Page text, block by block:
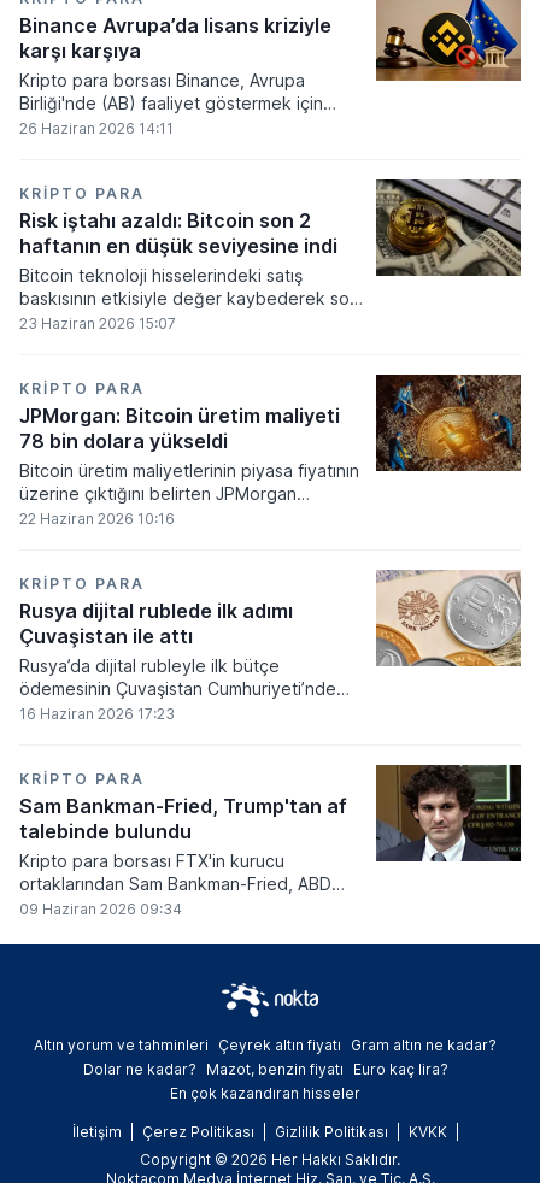
Binance Avrupa’da lisans kriziyle
karşı karşıya
Kripto para borsası Binance, Avrupa
Birliği'nde (AB) faaliyet göstermek için
gerekli düzenleyici onayları alamadı.
26 Haziran 2026 14:11
KRIPTO PARA
Risk iştahı azaldı: Bitcoin son 2
haftanın en düşük seviyesine indi
Bitcoin teknoloji hisselerindeki satış
baskısının etkisiyle değer kaybederek son
iki haftanın en düşük seviyesini gördü.
23 Haziran 2026 15:07
KRIPTO PARA
JPMorgan: Bitcoin üretim maliyeti
78 bin dolara yükseldi
Bitcoin üretim maliyetlerinin piyasa fiyatının
üzerine çıktığını belirten JPMorgan
analistleri, madencilik sektöründeki kârlılık
22 Haziran 2026 10:16
KRIPTO PARA
Rusya dijital rublede ilk adımı
Çuvaşistan ile attı
Rusya’da dijital rubleyle ilk bütçe
ödemesinin Çuvaşistan Cumhuriyeti’nde
gerçekleştirildiği bildirildi.
16 Haziran 2026 17:23
KRIPTO PARA
Sam Bankman-Fried, Trump'tan af
talebinde bulundu
Kripto para borsası FTX'in kurucu
ortaklarından Sam Bankman-Fried, ABD
Başkanı Donald Trump'tan resmi olarak af
09 Haziran 2026 09:34
Altın yorum ve tahminleri Çeyrek altın fiyatı
Gram altın ne kadar?
Dolar ne kadar?
Mazot, benzin fiyatı
Euro kaç lira?
En çok kazandıran hisseler
İletişim Çerez Politikası Gizlilik Politikası
KVKK
Copyright © 2026 Her Hakkı Saklıdır.
Noktacom Medya İnternet Hiz. San. ve Tic. A.Ş.